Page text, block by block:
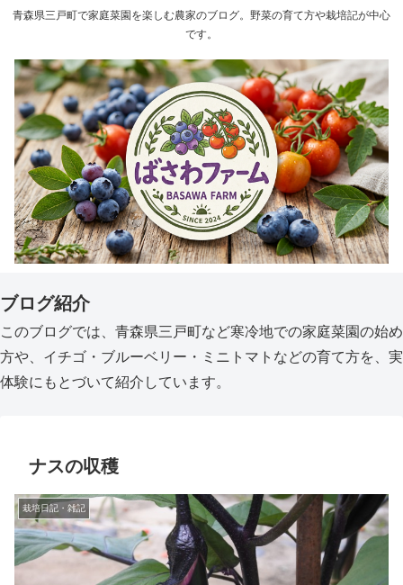
青森県三戸町で家庭菜園を楽しむ農家のブログ。野菜の育て方や栽培記が中心
です。
ブログ紹介
このブログでは、青森県三戸町など寒冷地での家庭菜園の始め
方や、イチゴ・ブルーベリー・ミニトマトなどの育て方を、実
体験にもとづいて紹介しています。
ナスの収穫
栽培日記・雑記